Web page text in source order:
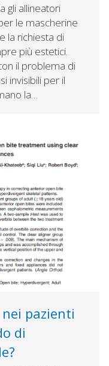
gli allineatori
le mascherine
la richiesta di
più estetici.
il problema di
invisibili per il
la…
pazienti
di